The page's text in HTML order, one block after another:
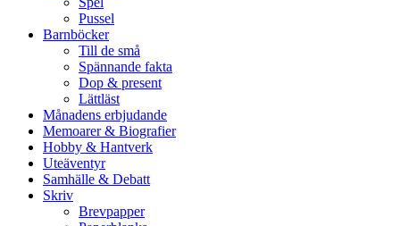
Pussel
Barnböcker
Till de små
Spännande fakta
Dop & present
Lättläst
Månadens erbjudande
Memoarer & Biografier
Hobby & Hantverk
Uteäventyr
Samhälle & Debatt
Skriv
Brevpapper